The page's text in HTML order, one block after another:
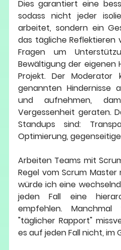
Dies garantiert eine
sodass nicht jeder
arbeitet, sondern ein
das tägliche Reflektieren
Fragen um
Bewältigung der eigenen
Projekt. Der
genannten Hindernisse
und aufnehmen,
Vergessenheit geraten.
Standups sind:
Optimierung,
Arbeiten Teams mit
Regel vom Scrum
würde ich eine
jeden Fall eine
empfehlen.
"täglicher Rapport"
es auf jeden Fall nicht, im